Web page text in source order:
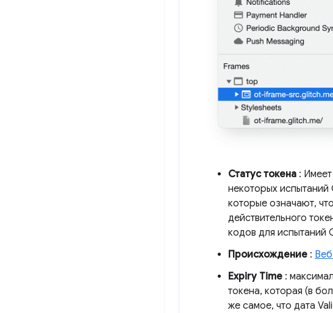
Статус токена :
некоторых испытаний
которые означают,
действительного
кодов для испытаний
Происхождение :
Expiry Time :
токена, которая (в
же самое, что дата